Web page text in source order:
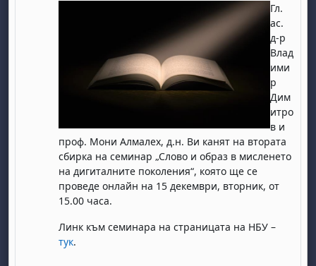
Гл.
ас.
д-р
Влад
ими
р
Дим
итро
в и
проф. Мони Алмалех, д.н. Ви канят на втората
сбирка на семинар „Слово и образ в мисленето
на дигиталните поколения“, която ще се
проведе онлайн на 15 декември, вторник, от
15.00 часа.
Линк към семинара на страницата на НБУ –
тук.